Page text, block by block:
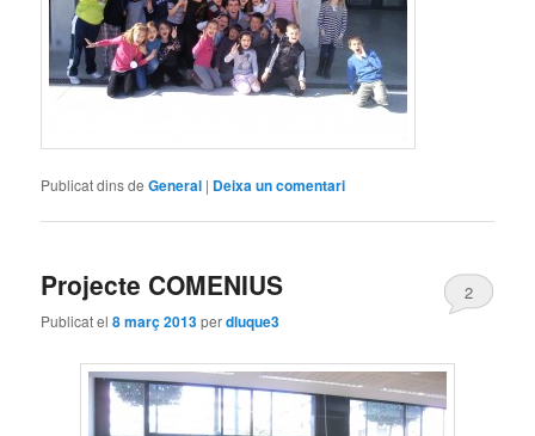
Publicat dins de General | Deixa un comentari
Projecte COMENIUS
Publicat el8 març 2013perdluque3
2